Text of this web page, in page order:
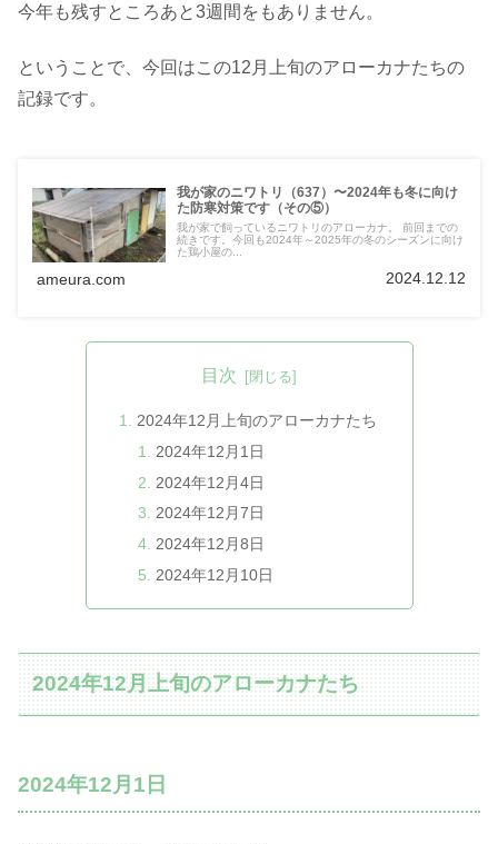
今年も残すところあと3週間をもありません。
ということで、今回はこの12月上旬のアローカナたちの
記録です。
我が家のニワトリ（637）〜2024年も冬に向け
た防寒対策です（その⑤）
我が家で飼っているニワトリのアローカナ。 前回までの
続きです。今回も2024年～2025年の冬のシーズンに向け
た鶏小屋の...
ameura.com 2024.12.12
目次
2024年12月上旬のアローカナたち
2024年12月1日
2024年12月4日
2024年12月7日
2024年12月8日
2024年12月10日
2024年12月上旬のアローカナたち
2024年12月1日